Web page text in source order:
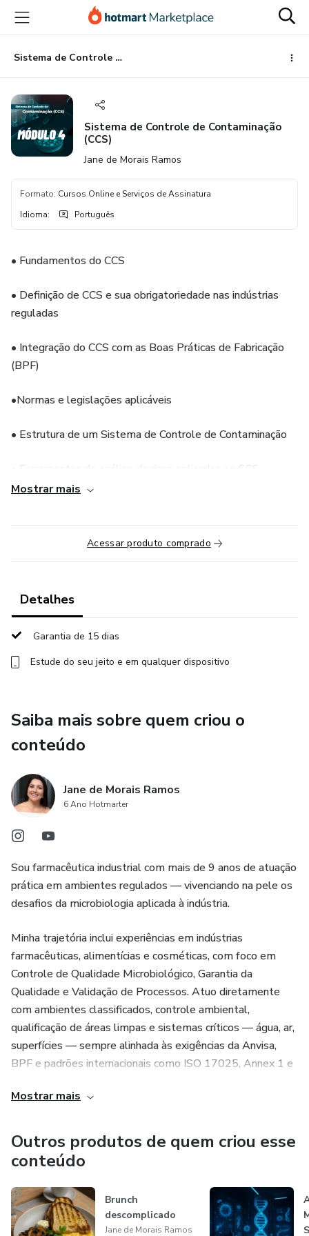
para
conteúdo
principal
para
pagamento
para
rodapé
Sistema de Controle de Contaminação (CCS)
Sistema de Controle de Contaminação
(CCS)
Jane de Morais Ramos
Formato: Cursos Online e Serviços de Assinatura
Idioma: Português
• Fundamentos do CCS
• Definição de CCS e sua obrigatoriedade nas indústrias
reguladas
• Integração do CCS com as Boas Práticas de Fabricação
(BPF)
•Normas e legislações aplicáveis
• Estrutura de um Sistema de Controle de Contaminação
• Ferramentas de análise de risco aplicadas ao CCS
• Integração do CCS com o Programa de Monitoramento
• Agentes GPT aplicados ao CCS
Mostrar mais
Acessar produto comprado
Detalhes
Garantia de 15 dias
Estude do seu jeito e em qualquer dispositivo
Saiba mais sobre quem criou o
conteúdo
Jane de Morais Ramos
6 Ano Hotmarter
Sou farmacêutica industrial com mais de 9 anos de atuação
prática em ambientes regulados — vivenciando na pele os
desafios da microbiologia aplicada à indústria.
Minha trajetória inclui experiências em indústrias
farmacêuticas, alimentícias e cosméticas, com foco em
Controle de Qualidade Microbiológico, Garantia da
Qualidade e Validação de Processos. Atuo diretamente
com ambientes classificados, controle ambiental,
qualificação de áreas limpas e sistemas críticos — água, ar,
superfícies — sempre alinhada às exigências da Anvisa,
BPF e padrões internacionais como ISO 17025, Annex 1 e
em interpretar e aplicar exigências regulatórias com
clareza, liderando projetos de validação, análises de risco,
desvios, OOS, implantação de cultura da qualidade e
melhoria contínua.
Também sou instrutora de cursos técnicos e aplicados,
Mostrar mais
Outros produtos de quem criou esse
conteúdo
Brunch
descomplicado
Jane de Morais Ramos